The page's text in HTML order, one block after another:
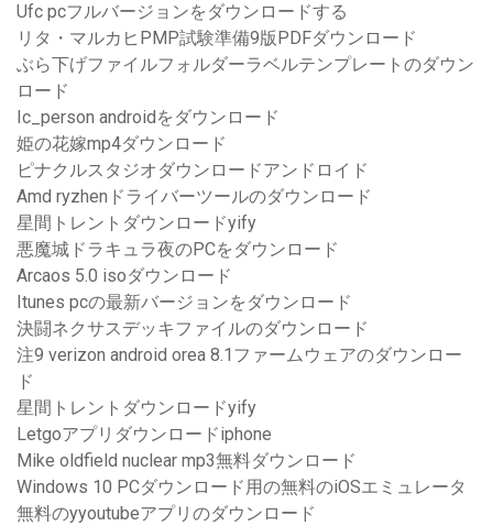
Ufc pcフルバージョンをダウンロードする
リタ・マルカヒPMP試験準備9版PDFダウンロード
ぶら下げファイルフォルダーラベルテンプレートのダウン
ロード
Ic_person androidをダウンロード
姫の花嫁mp4ダウンロード
ピナクルスタジオダウンロードアンドロイド
Amd ryzhenドライバーツールのダウンロード
星間トレントダウンロードyify
悪魔城ドラキュラ夜のPCをダウンロード
Arcaos 5.0 isoダウンロード
Itunes pcの最新バージョンをダウンロード
決闘ネクサスデッキファイルのダウンロード
注9 verizon android orea 8.1ファームウェアのダウンロー
ド
星間トレントダウンロードyify
Letgoアプリダウンロードiphone
Mike oldfield nuclear mp3無料ダウンロード
Windows 10 PCダウンロード用の無料のiOSエミュレータ
無料のyyoutubeアプリのダウンロード